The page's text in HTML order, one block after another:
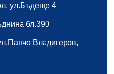
ул.Бъдеще 4
бл.390
Владигеров,